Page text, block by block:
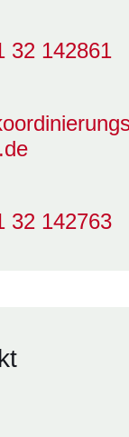
32 142861
32 142763